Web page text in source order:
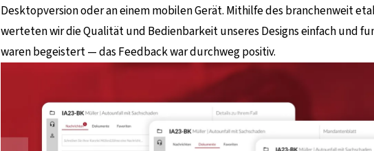
Desktopversion oder an einem mobilen Gerät. Mithilfe des branchenweit
werteten wir die Qualität und Bedienbarkeit unseres Designs einfach und
waren begeistert — das Feedback war durchweg positiv.